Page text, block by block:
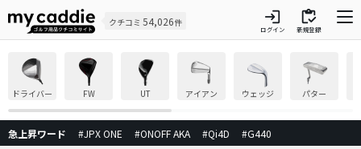
クチコミ 54,026件 login
ログイン
inventory
新規登録
ドライバー FW UT アイアン ウェッジ パター
急上昇ワード #JPX ONE #ONOFF AKA #Qi4D #G440